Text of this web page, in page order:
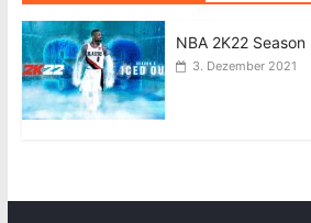
NBA 2K22 Season
3. Dezember 2021